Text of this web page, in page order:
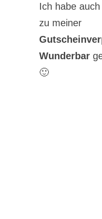
Ich habe
zu meiner
Wunderbar
🙂